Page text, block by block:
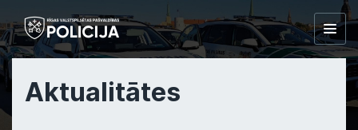
Aktualitātes